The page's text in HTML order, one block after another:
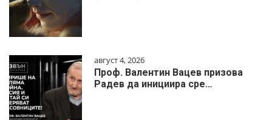
август 4, 2026
Проф. Валентин Вацев призова
Радев да инициира сре…